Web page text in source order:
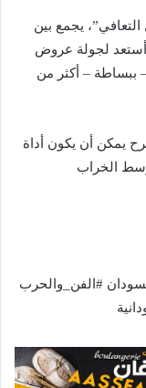
يجمع بين
أستعد لجولة عروض
ببساطة – أكثر من
يمكن أن يكون أداة
وسط الخراب
#الفن_والحرب